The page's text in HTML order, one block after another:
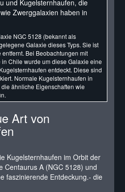
NGC 5128 (bekannt als
Galaxie dieses Typs. Sie ist
Bei Beobachtungen mit
in Chile wurde um diese Galaxie eine
entdeckt. Diese sind
Normale Kugelsternhaufen in
ähnliche Eigenschaften wie
Art von
Kugelsternhaufen im Orbit der
Centaurus A (NGC 5128) und
faszinierende Entdeckung.- die